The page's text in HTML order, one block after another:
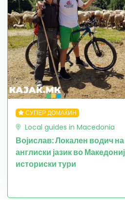
СУПЕР ДОМАЌИН
Local guides in Macedonia
Војислав: Локален водич
англиски јазик во
историски тури